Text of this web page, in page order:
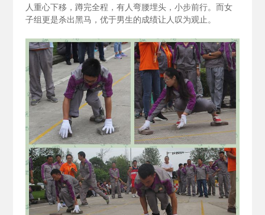
人重心下移，蹲完全程，有人弯腰埋头，小步前行。而女
子组更是杀出黑马，优于男生的成绩让人叹为观止。